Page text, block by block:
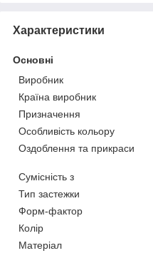
Характеристики
Основні
Виробник
Країна виробник
Призначення
Особливість кольору
Оздоблення та прикраси
Сумісність з
Тип застежки
Форм-фактор
Колір
Матеріал